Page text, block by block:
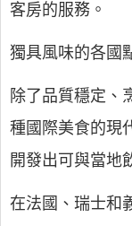
客房的服務。
獨具風味的各國
除了品質穩定、
種國際美食的現
開發出可與當地
在法國、瑞士和